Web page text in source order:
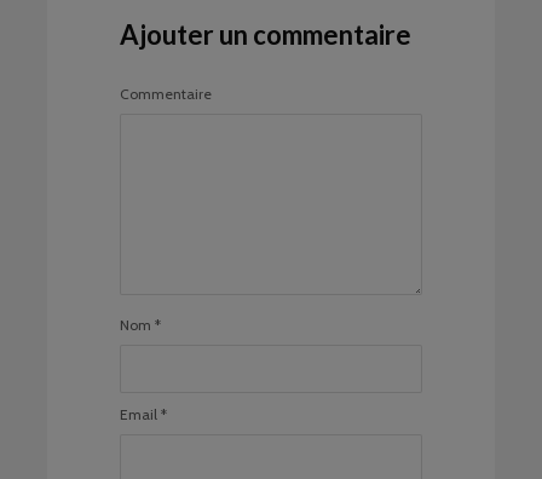
Ajouter un commentaire
Commentaire
Nom *
Email *